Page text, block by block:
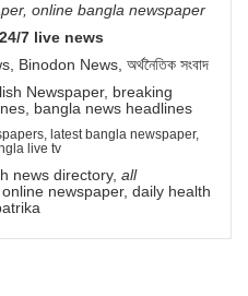
online bangla newspaper
7 live news
News, অর্থনৈতিক সংবাদ
Newspaper, breaking
bangla news headlines
latest bangla newspaper,
live tv
news directory, all
newspaper, daily health